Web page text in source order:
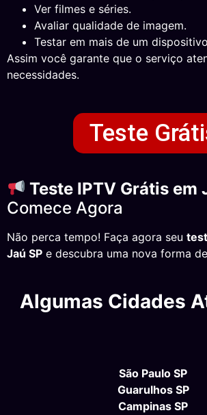
Ver filmes e séries.
Avaliar qualidade de imagem.
Testar em mais de um
Assim você garante que o serviço
necessidades.
Teste
Teste IPTV Grátis em
Comece Agora
Não perca tempo! Faça agora seu
Jaú SP e descubra uma nova forma
Algumas Cidades
São Paulo SP
Guarulhos SP
Campinas SP